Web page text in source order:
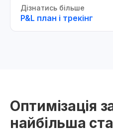
Дізнатись більше
P&L план і трекінг
Оптимізація
найбільша